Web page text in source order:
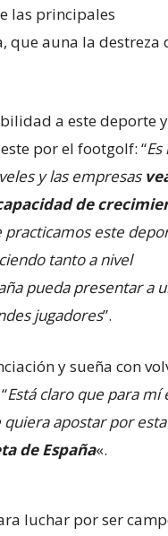
las principales
auna la destreza
a este deporte y
por el footgolf: “
y las empresas
de
practicamos este
tanto a nivel
pueda presentar a
jugadores”.
y sueña con
Está claro que para mí
apostar por esta
de España«.
luchar por ser